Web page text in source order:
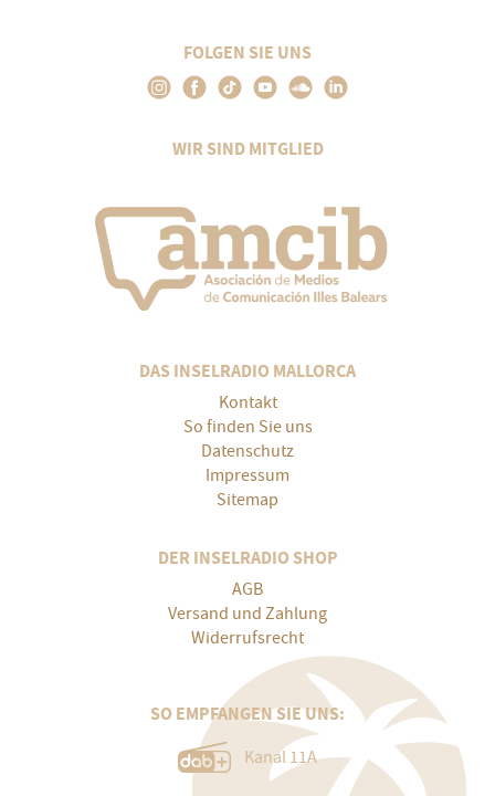
FOLGEN SIE UNS
WIR SIND MITGLIED
DAS INSELRADIO MALLORCA
Kontakt
So finden Sie uns
Datenschutz
Impressum
Sitemap
DER INSELRADIO SHOP
AGB
Versand und Zahlung
Widerrufsrecht
SO EMPFANGEN SIE UNS:
Kanal 11A